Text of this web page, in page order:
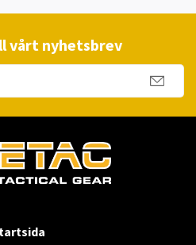
vårt nyhetsbrev